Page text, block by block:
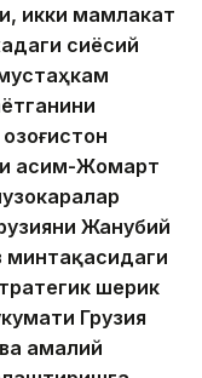
икки мамлакат
сиёсий
Қасим-Жомарт
Жанубий
минтақасидаги
шерик
Грузия
амалий